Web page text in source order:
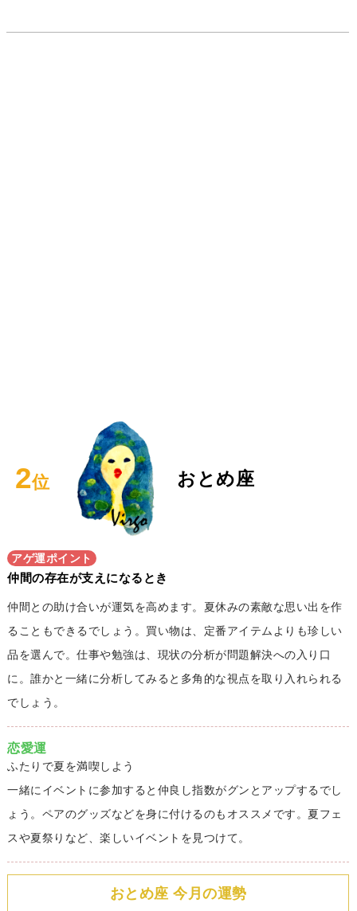
2位 おとめ座
アゲ運ポイント
仲間の存在が支えになるとき
仲間との助け合いが運気を高めます。夏休みの素敵な思い出を作
ることもできるでしょう。買い物は、定番アイテムよりも珍しい
品を選んで。仕事や勉強は、現状の分析が問題解決への入り口
に。誰かと一緒に分析してみると多角的な視点を取り入れられる
でしょう。
恋愛運
ふたりで夏を満喫しよう
一緒にイベントに参加すると仲良し指数がグンとアップするでし
ょう。ペアのグッズなどを身に付けるのもオススメです。夏フェ
スや夏祭りなど、楽しいイベントを見つけて。
おとめ座 今月の運勢